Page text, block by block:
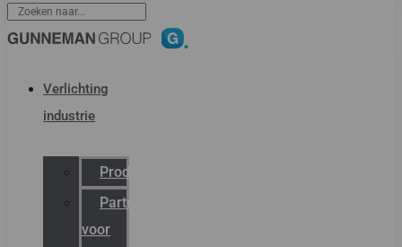
Verlichting
industrie
Productcatalogus
Partner
voor